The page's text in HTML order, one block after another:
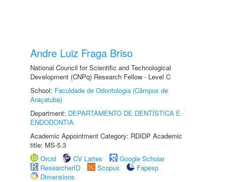
Andre Luiz Fraga Briso
National Council for Scientific and Technological
Development (CNPq) Research Fellow - Level C
School: Faculdade de Odontologia (Câmpus de
Araçatuba)
Department: DEPARTAMENTO DE DENTÍSTICA E
ENDODONTIA
Academic Appointment Category: RDIDP Academic
title: MS-5.3
Orcid
CV Lattes
Google Scholar
ResearcherID
Scopus
Fapesp
Dimensions